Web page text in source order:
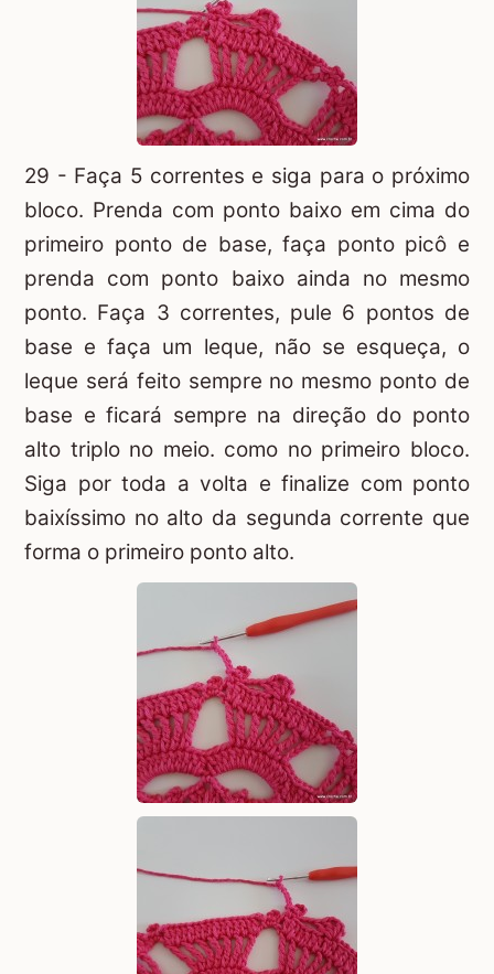
29 - Faça 5 correntes e siga para o próximo
bloco. Prenda com ponto baixo em cima do
primeiro ponto de base, faça ponto picô e
prenda com ponto baixo ainda no mesmo
ponto. Faça 3 correntes, pule 6 pontos de
base e faça um leque, não se esqueça, o
leque será feito sempre no mesmo ponto de
base e ficará sempre na direção do ponto
alto triplo no meio. como no primeiro bloco.
Siga por toda a volta e finalize com ponto
baixíssimo no alto da segunda corrente que
forma o primeiro ponto alto.